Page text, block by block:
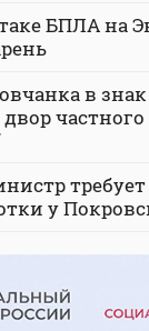
БПЛА на
в
двор
у